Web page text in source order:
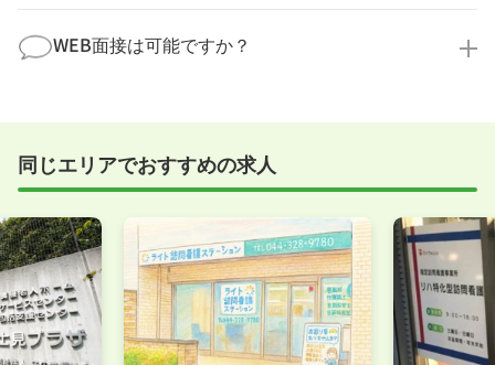
ださい！
まで、一からサポートいたします。「転職を考え始め
たばかり」「何から始めればいいか分からない」とい
WEB面接は可能ですか？
すめしていますが、企業様によってはWEB面接を導入
事前に確認することは可能ですので、お気軽にお申し
付けください！
同じエリアでおすすめの求人